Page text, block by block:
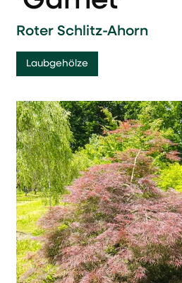
Roter Schlitz-Ahorn
Laubgehölze